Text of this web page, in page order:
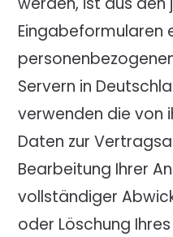
Eingabeformularen
Servern in
verwenden die von
Daten zur
Bearbeitung Ihrer
vollständiger
oder Löschung